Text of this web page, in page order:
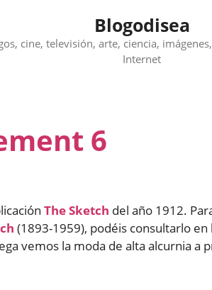
Blogodisea
cine, televisión, arte, ciencia,
Internet
6
The Sketch del año 1912.
(1893-1959), podéis consultarlo
vemos la moda de alta alcurnia a